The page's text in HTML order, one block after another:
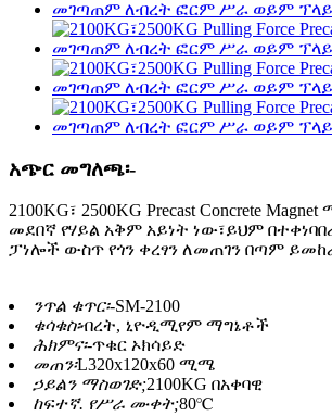
አጭር መግለጫ፡-
2100KG፣ 2500KG Precast Concrete
መደበኛ የሃይል አቅም አይነት ነው፣ይህም
ፓነሎች ውስጥ የጎን ቀረፃን ለመጠገን በጣም
ንጥል ቁጥር፡-SM-2100
ቁሳቁስ፡ብረት, ኒዮዲሚየም ማግኔቶች
ሕክምና፡-ጥቁር ኦክሳይድ
መጠን፡L320x120x60 ሚሜ
ኃይልን ማስወገድ;2100KG በአቀባዊ
ከፍተኛ. የሥራ ሙቀት;80℃